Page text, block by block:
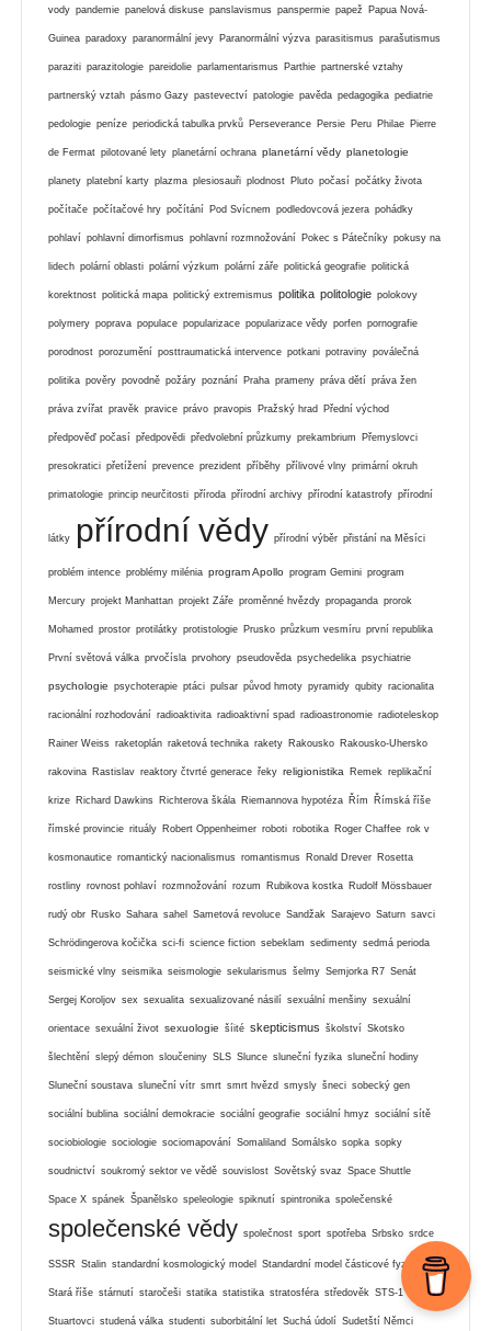
vody pandemie panelová diskuse panslavismus panspermie papež Papua Nová-
Guinea paradoxy paranormální jevy Paranormální výzva parasitismus parašutismus
paraziti parazitologie pareidolie parlamentarismus Parthie partnerské vztahy
partnerský vztah pásmo Gazy pastevectví patologie pavěda pedagogika pediatrie
pedologie peníze periodická tabulka prvků Perseverance Persie Peru Philae Pierre
de Fermat pilotované lety planetární ochrana planetární vědy planetologie
planety platební karty plazma plesiosauři plodnost Pluto počasí počátky života
počítače počítačové hry počítání Pod Svícnem podledovcová jezera pohádky
pohlaví pohlavní dimorfismus pohlavní rozmnožování Pokec s Pátečníky pokusy na
lidech polární oblasti polární výzkum polární záře politická geografie politická
korektnost politická mapa politický extremismus politika politologie polokovy
polymery poprava populace popularizace popularizace vědy porfen pornografie
porodnost porozumění posttraumatická intervence potkani potraviny poválečná
politika pověry povodně požáry poznání Praha prameny práva dětí práva žen
práva zvířat pravěk pravice právo pravopis Pražský hrad Přední východ
předpověď počasí předpovědi předvolební průzkumy prekambrium Přemyslovci
presokratici přetížení prevence prezident příběhy přílivové vlny primární okruh
primatologie princip neurčitosti příroda přírodní archivy přírodní katastrofy přírodní
látky přírodní vědy přírodní výběr přistání na Měsíci
problém intence problémy milénia program Apollo program Gemini program
Mercury projekt Manhattan projekt Záře proměnné hvězdy propaganda prorok
Mohamed prostor protilátky protistologie Prusko průzkum vesmíru první republika
První světová válka prvočísla prvohory pseudověda psychedelika psychiatrie
psychologie psychoterapie ptáci pulsar původ hmoty pyramidy qubity racionalita
racionální rozhodování radioaktivita radioaktivní spad radioastronomie radioteleskop
Rainer Weiss raketoplán raketová technika rakety Rakousko Rakousko-Uhersko
rakovina Rastislav reaktory čtvrté generace řeky religionistika Remek replikační
krize Richard Dawkins Richterova škála Riemannova hypotéza Řím Římská říše
římské provincie rituály Robert Oppenheimer roboti robotika Roger Chaffee rok v
kosmonautice romantický nacionalismus romantismus Ronald Drever Rosetta
rostliny rovnost pohlaví rozmnožování rozum Rubikova kostka Rudolf Mössbauer
rudý obr Rusko Sahara sahel Sametová revoluce Sandžak Sarajevo Saturn savci
Schrödingerova kočička sci-fi science fiction sebeklam sedimenty sedmá perioda
seismické vlny seismika seismologie sekularismus šelmy Semjorka R7 Senát
Sergej Koroljov sex sexualita sexualizované násilí sexuální menšiny sexuální
orientace sexuální život sexuologie šíité skepticismus školství Skotsko
šlechtění slepý démon sloučeniny SLS Slunce sluneční fyzika sluneční hodiny
Sluneční soustava sluneční vítr smrt smrt hvězd smysly šneci sobecký gen
sociální bublina sociální demokracie sociální geografie sociální hmyz sociální sítě
sociobiologie sociologie sociomapování Somaliland Somálsko sopka sopky
soudnictví soukromý sektor ve vědě souvislost Sovětský svaz Space Shuttle
Space X spánek Španělsko speleologie spiknutí spintronika společenské
společenské vědy společnost sport spotřeba Srbsko srdce
SSSR Stalin standardní kosmologický model Standardní model částicové fyziky
Stará říše stárnutí staročeši statika statistika stratosféra středověk STS-1
Stuartovci studená válka studenti suborbitální let Suchá údolí Sudetští Němci